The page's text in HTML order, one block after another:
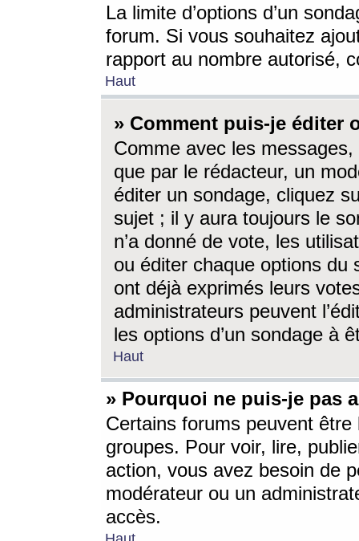
La limite d’options d’un
forum. Si vous souhaitez
rapport au nombre autorisé,
Haut
» Comment puis-je éditer
Comme avec les
que par le rédacteur, un
éditer un sondage, cliquez
sujet ; il y aura toujours le
n’a donné de vote, les
ou éditer chaque options du
ont déjà exprimés leurs
administrateurs peuvent
les options d’un sondage à
Haut
» Pourquoi ne puis-je pas
Certains forums peuvent être
groupes. Pour voir, lire,
action, vous avez besoin de
modérateur ou un
accès.